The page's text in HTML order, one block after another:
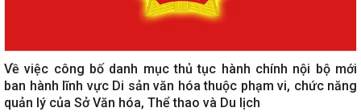
Về việc công bố danh mục thủ tục hành chính nội bộ mới
ban hành lĩnh vực Di sản văn hóa thuộc phạm vi, chức năng
quản lý của Sở Văn hóa, Thể thao và Du lịch